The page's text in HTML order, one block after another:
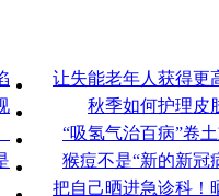
让失能老年人获得更
秋季如何护理皮
“吸氢气治百病”卷
猴痘不是“新的新冠
把自己晒进急诊科！